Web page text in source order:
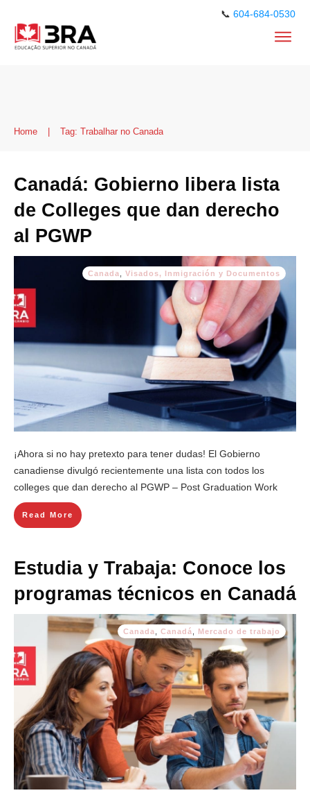
📞 604-684-0530
Home | Tag: Trabalhar no Canada
Canadá: Gobierno libera lista
de Colleges que dan derecho
al PGWP
Canada Visados, Inmigración y Documentos
¡Ahora si no hay pretexto para tener dudas! El Gobierno
canadiense divulgó recientemente una lista con todos los
colleges que dan derecho al PGWP – Post Graduation Work
Read More
Estudia y Trabaja: Conoce los
programas técnicos en Canadá
Canada Canadá Mercado de trabajo